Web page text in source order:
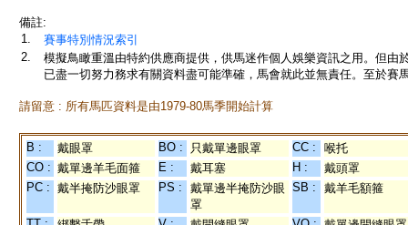
備註:
1.
賽事特別情況索引
2.
模擬鳥瞰重溫由特約供應商提供，供馬迷作個人娛樂資訊之用。但
已盡一切努力務求有關資料盡可能準確，馬會就此並無責任。至於賽
請留意 : 所有馬匹資料是由1979-80馬季開始計算
B : 戴眼罩 BO : 只戴單邊眼罩 CC :
喉托
CO : 戴單邊羊毛面箍 E : 戴耳塞 H :
戴頭罩
PC : 戴半掩防沙眼罩 PS :
戴單邊半掩防沙眼
罩
SB : 戴羊毛額箍